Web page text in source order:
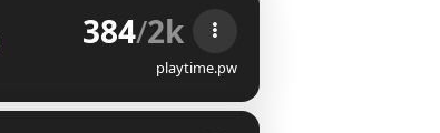
384/2k
playtime.pw